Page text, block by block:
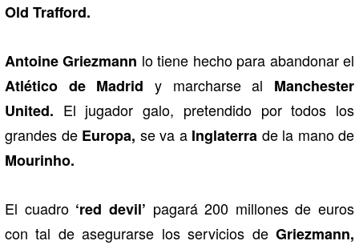
Old Trafford.
Antoine Griezmann lo tiene hecho para abandonar el
Atlético de Madrid y marcharse al Manchester
United. El jugador galo, pretendido por todos los
grandes de Europa, se va a Inglaterra de la mano de
Mourinho.
El cuadro ‘red devil’ pagará 200 millones de euros
con tal de asegurarse los servicios de Griezmann,